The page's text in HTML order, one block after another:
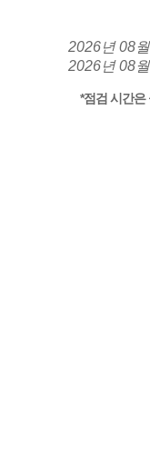
2026년 08
2026년 08
*점검 시간은